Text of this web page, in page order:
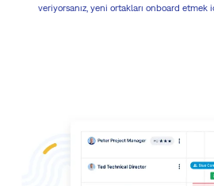
veriyorsanız, yeni ortakları onboard etmek